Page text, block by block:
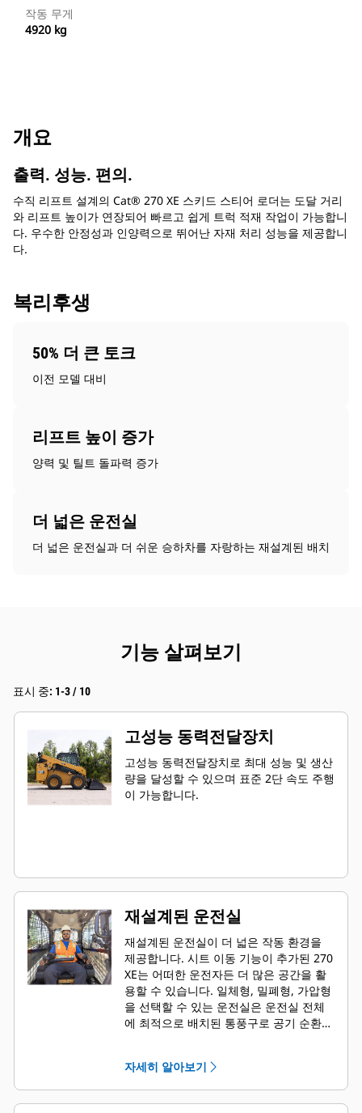
작동 무게
4920 kg
개요
출력. 성능. 편의.
수직 리프트 설계의 Cat® 270 XE 스키드 스티어 로더는 도달 거리
와 리프트 높이가 연장되어 빠르고 쉽게 트럭 적재 작업이 가능합니
다. 우수한 안정성과 인양력으로 뛰어난 자재 처리 성능을 제공합니
다.
복리후생
50% 더 큰 토크
이전 모델 대비
리프트 높이 증가
양력 및 틸트 돌파력 증가
더 넓은 운전실
더 넓은 운전실과 더 쉬운 승하차를 자랑하는 재설계된 배치
기능 살펴보기
표시 중: 1-3 / 10
고성능 동력전달장치
고성능 동력전달장치로 최대 성능 및 생산
량을 달성할 수 있으며 표준 2단 속도 주행
이 가능합니다.
재설계된 운전실
재설계된 운전실이 더 넓은 작동 환경을
제공합니다. 시트 이동 기능이 추가된 270
XE는 어떠한 운전자든 더 많은 공간을 활
용할 수 있습니다. 일체형, 밀폐형, 가압형
을 선택할 수 있는 운전실은 운전실 전체
에 최적으로 배치된 통풍구로 공기 순환이
자세히 알아보기